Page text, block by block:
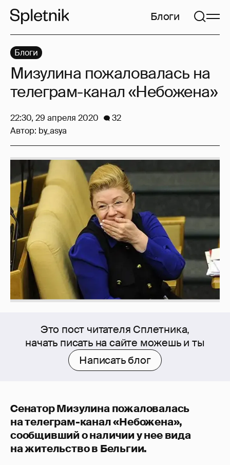
Блоги
Это пост читателя Сплетника,
начать писать на сайте можешь и ты
Написать блог
Сенатор Мизулина пожаловалась
на телеграм-канал «Небожена»,
сообщивший о наличии у нее вида
на жительство в Бельгии.
Блоги
Мизулина пожаловалась на
телеграм-канал «Небожена»
22:30, 29 апреля 2020
32
Автор: by_asya